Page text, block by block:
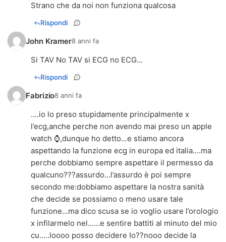
Strano che da noi non funziona qualcosa
Rispondi
John Kramer8 anni fa
Si TAV No TAV si ECG no ECG...
Rispondi
Fabrizio8 anni fa
....io lo preso stupidamente principalmente x
l’ecg,anche perche non avendo mai preso un apple
watch ⌚️,dunque ho detto...e stiamo ancora
aspettando la funzione ecg in europa ed italia....ma
perche dobbiamo sempre aspettare il permesso da
qualcuno???assurdo...l’assurdo è poi sempre
secondo me:dobbiamo aspettare la nostra sanità
che decide se possiamo o meno usare tale
funzione...ma dico scusa se io voglio usare l’orologio
x infilarmelo nel......e sentire battiti al minuto del mio
cu.....loooo posso decidere Io??nooo decide la